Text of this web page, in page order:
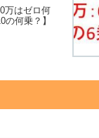
万はゼロ何
何乗？】